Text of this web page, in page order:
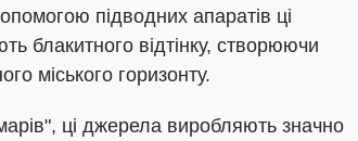
підводних апаратів ці
блакитного відтінку, створюючи
міського горизонту.
ці джерела виробляють значно